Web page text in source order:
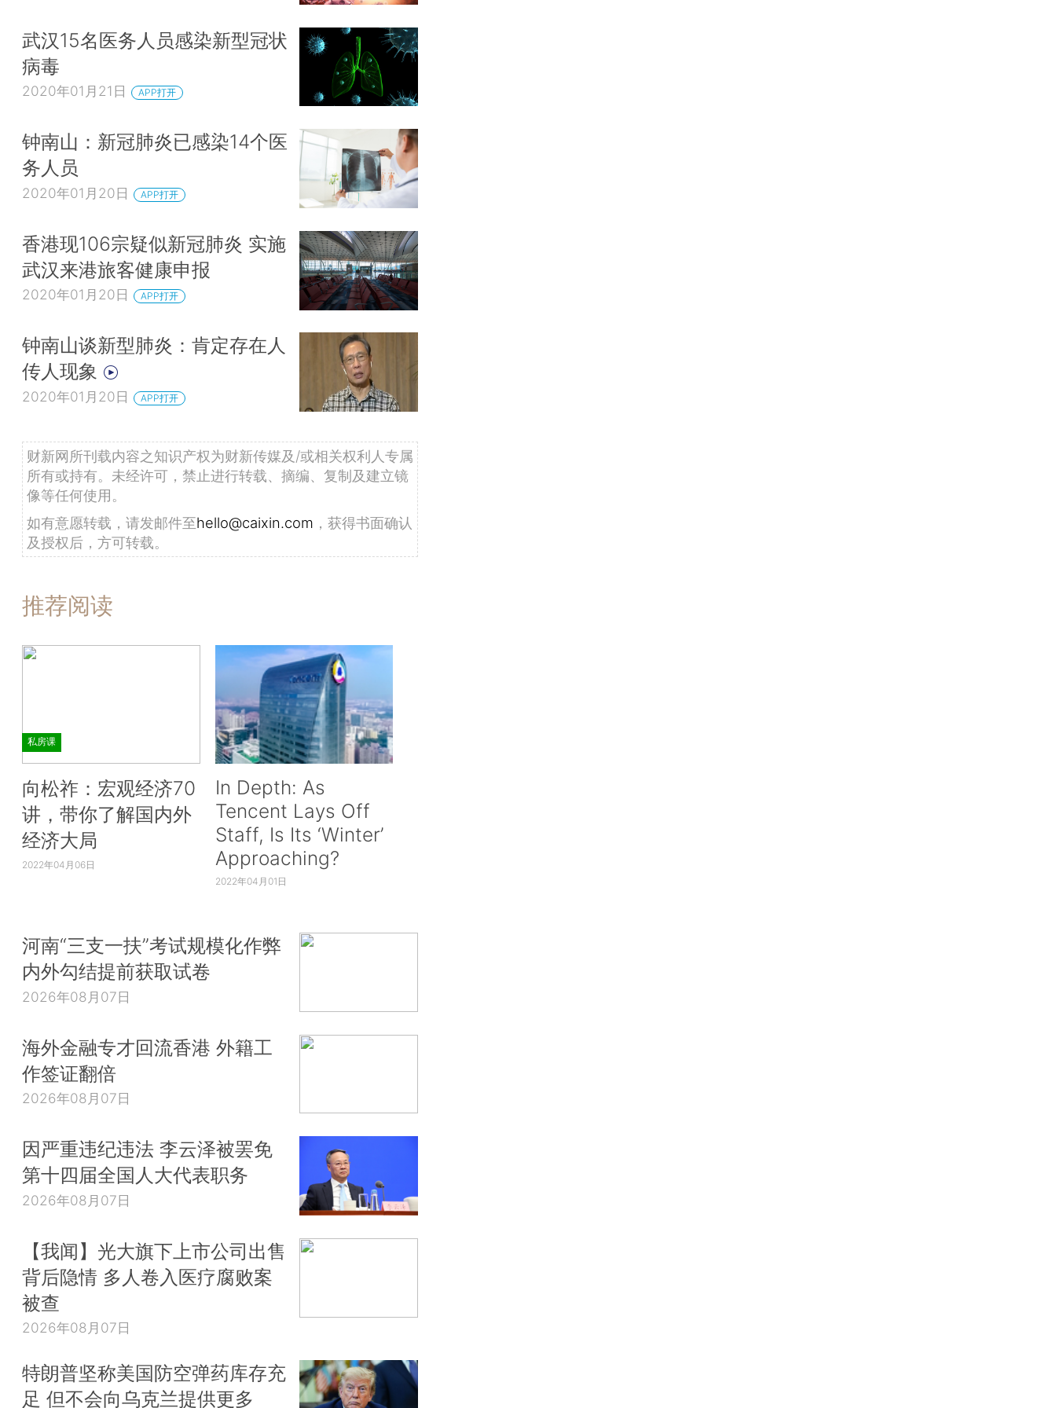
武汉15名医务人员感染新型冠状
病毒
2020年01月21日 APP打开
钟南山：新冠肺炎已感染14个医
务人员
2020年01月20日 APP打开
香港现106宗疑似新冠肺炎 实施
武汉来港旅客健康申报
2020年01月20日 APP打开
钟南山谈新型肺炎：肯定存在人
传人现象
2020年01月20日 APP打开
财新网所刊载内容之知识产权为财新传媒及/或相关权利人专属
所有或持有。未经许可，禁止进行转载、摘编、复制及建立镜
像等任何使用。
如有意愿转载，请发邮件至hello@caixin.com ，获得书面确认
及授权后，方可转载。
推荐阅读
私房课
向松祚：宏观经济70
讲，带你了解国内外
经济大局
2022年04月06日
In Depth: As
Tencent Lays Off
Staff, Is Its ‘Winter’
Approaching?
2022年04月01日
河南“三支一扶”考试规模化作弊
内外勾结提前获取试卷
2026年08月07日
海外金融专才回流香港 外籍工
作签证翻倍
2026年08月07日
因严重违纪违法 李云泽被罢免
第十四届全国人大代表职务
2026年08月07日
【我闻】光大旗下上市公司出售
背后隐情 多人卷入医疗腐败案
被查
2026年08月07日
特朗普坚称美国防空弹药库存充
足 但不会向乌克兰提供更多